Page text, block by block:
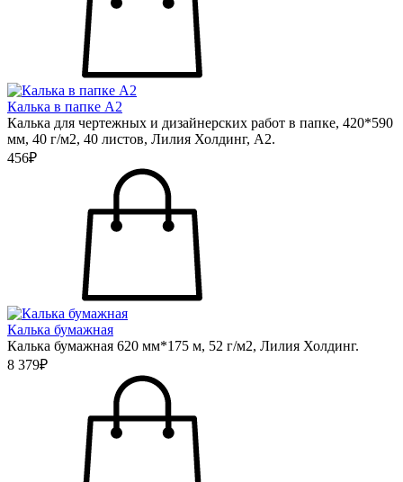
Калька в папке А2
Калька для чертежных и дизайнерских работ в папке, 420*590
мм, 40 г/м2, 40 листов, Лилия Холдинг, А2.
456₽
Калька бумажная
Калька бумажная 620 мм*175 м, 52 г/м2, Лилия Холдинг.
8 379₽